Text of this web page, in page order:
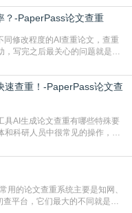
到靠谱的降AIGC检测率的网
创性的智能伙伴AIGC生成内
？-PaperPass论文查重
修改程度的AI查重论文，查重
写完之后最关心的问题就是ai
公开学术文献、网络内容，生成
和已发布的作品撞重复，甚至会
速查重！-PaperPass论文查
具AI生成论文查重有哪些特殊要
科研人员中很常见的操作，不
险——训练AI的数据集本身就包
内容时很容易无意识拼接出重
平台，它们最大的不同就是数